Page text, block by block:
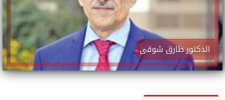
الدكتور طارق شوقى